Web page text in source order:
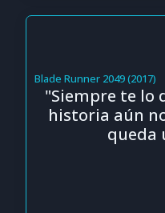
Blade Runner 2049 (2017)
"Siempre te lo
historia aún
queda